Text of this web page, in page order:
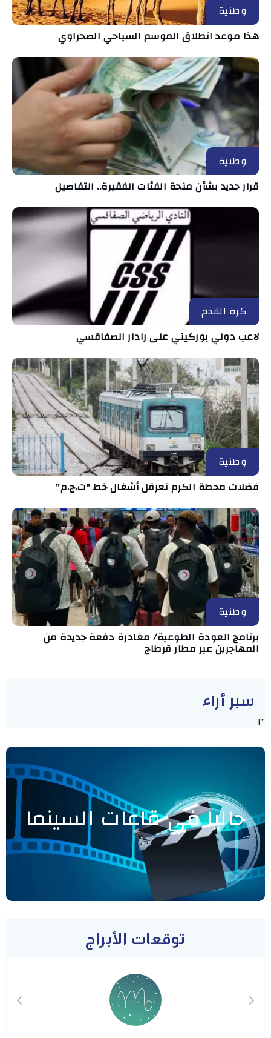
وطنية
هذا موعد انطلاق الموسم السياحي الصحراوي
وطنية
قرار جديد بشأن منحة الفئات الفقيرة.. التفاصيل
كرة القدم
لاعب دولي بوركيني على رادار الصفاقسي
وطنية
فضلات محطة الكرم تعرقل أشغال خط "ت.ج.م"
وطنية
برنامج العودة الطوعية/ مغادرة دفعة جديدة من
المهاجرين عبر مطار قرطاج
سبر أراء
"]
حاليا في قاعات السينما
توقعات الأبراج